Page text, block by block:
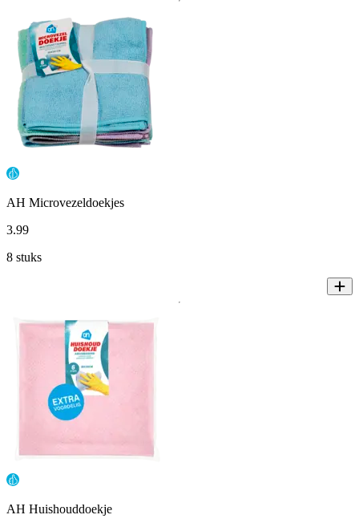
AH Microvezeldoekjes
3.99
8 stuks
AH Huishouddoekje